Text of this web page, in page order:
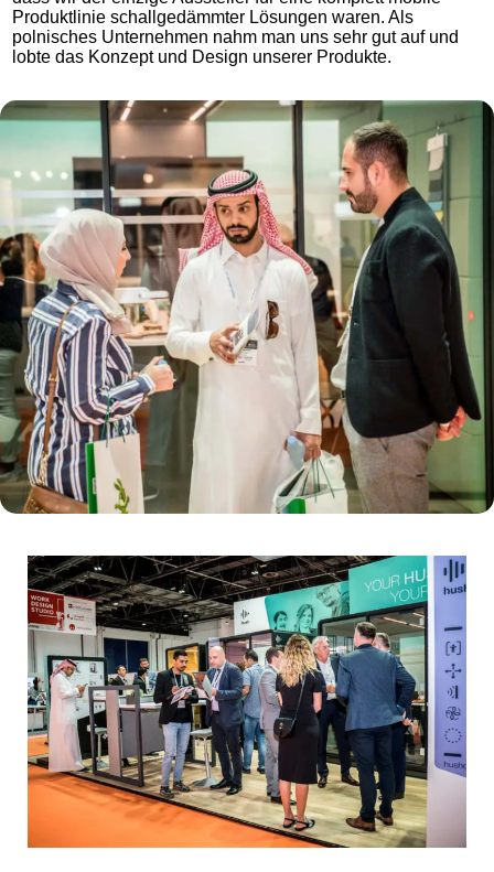
Produktlinie schallgedämmter Lösungen waren. Als
polnisches Unternehmen nahm man uns sehr gut auf und
lobte das Konzept und Design unserer Produkte.